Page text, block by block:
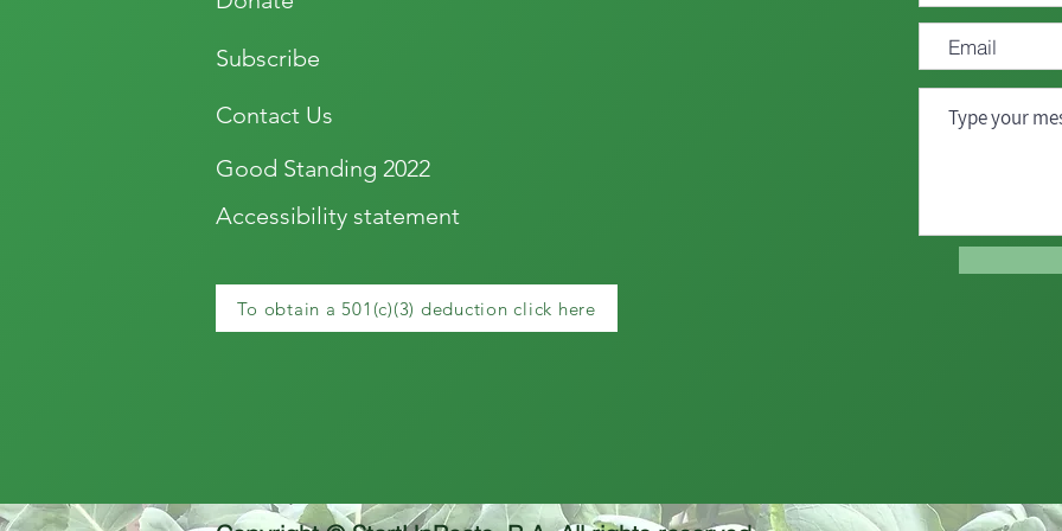
Subscribe
Contact Us
Good Standing 2022
Accessibility statement
To obtain a 501(c)(3) deduction click here